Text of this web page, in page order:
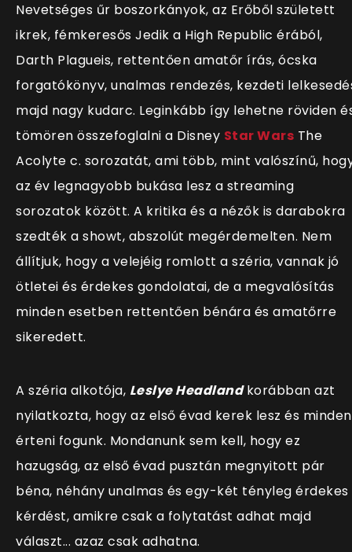
Nevetséges űr boszorkányok, az Erőből született
ikrek, fémkeresős Jedik a High Republic érából,
Darth Plagueis, rettentően amatőr írás, ócska
forgatókönyv, unalmas rendezés, kezdeti
majd nagy kudarc. Leginkább így lehetne röviden
tömören összefoglalni a Disney Star Wars The
Acolyte c. sorozatát, ami több, mint valószínű,
az év legnagyobb bukása lesz a streaming
sorozatok között. A kritika és a nézők is darabokra
szedték a showt, abszolút megérdemelten. Nem
állítjuk, hogy a velejéig romlott a széria, vannak jó
ötletei és érdekes gondolatai, de a megvalósítás
minden esetben rettentően bénára és amatőrre
sikeredett.
A széria alkotója, Leslye Headland korábban azt
nyilatkozta, hogy az első évad kerek lesz és
érteni fogunk. Mondanunk sem kell, hogy ez
hazugság, az első évad pusztán megnyitott pár
béna, néhány unalmas és egy-két tényleg érdekes
kérdést, amikre csak a folytatást adhat majd
választ... azaz csak adhatna.